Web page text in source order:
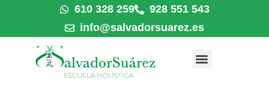
610 328 259
928 551 543
info@salvadorsuarez.es